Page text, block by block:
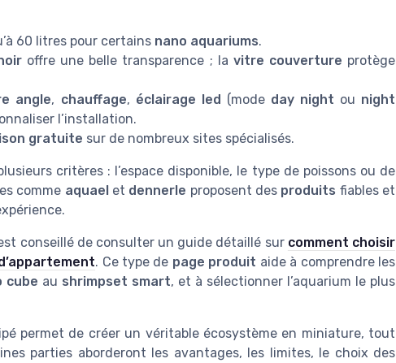
60 litres pour certains nano aquariums.
offre une belle transparence ; la vitre couverture protège
angle, chauffage, éclairage led (mode day night ou night
l’installation.
gratuite sur de nombreux sites spécialisés.
critères : l’espace disponible, le type de poissons ou de
comme aquaelet dennerle proposent des produits fiables et
conseillé de consulter un guide détaillé sur comment choisir
. Ce type de page produit aide à comprendre les
cube au shrimpset smart, et à sélectionner l’aquarium le plus
permet de créer un véritable écosystème en miniature, tout
parties aborderont les avantages, les limites, le choix des